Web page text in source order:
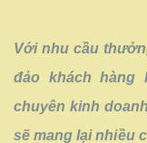
Với nhu cầu
đảo khách hàng
chuyên kinh
sẽ mang lại nhiều